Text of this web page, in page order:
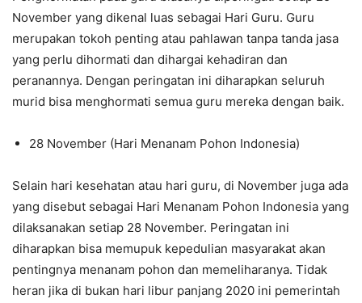
November yang dikenal luas sebagai Hari Guru. Guru
merupakan tokoh penting atau pahlawan tanpa tanda jasa
yang perlu dihormati dan dihargai kehadiran dan
peranannya. Dengan peringatan ini diharapkan seluruh
murid bisa menghormati semua guru mereka dengan baik.
28 November (Hari Menanam Pohon Indonesia)
Selain hari kesehatan atau hari guru, di November juga ada
yang disebut sebagai Hari Menanam Pohon Indonesia yang
dilaksanakan setiap 28 November. Peringatan ini
diharapkan bisa memupuk kepedulian masyarakat akan
pentingnya menanam pohon dan memeliharanya. Tidak
heran jika di bukan hari libur panjang 2020 ini pemerintah